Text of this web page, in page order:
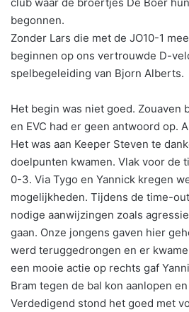
begonnen.
Zonder Lars die met de JO10-1
beginnen op ons vertrouwde D-
spelbegeleiding van Bjorn Alberts.
Het begin was niet goed. Zouaven
en EVC had er geen antwoord op.
Het was aan Keeper Steven te
doelpunten kwamen. Vlak voor de
0-3. Via Tygo en Yannick kregen
mogelijkheden. Tijdens de time-
nodige aanwijzingen zoals
gaan. Onze jongens gaven hier
werd teruggedrongen en er
een mooie actie op rechts gaf
Bram tegen de bal kon aanlopen
Verdedigend stond het goed met